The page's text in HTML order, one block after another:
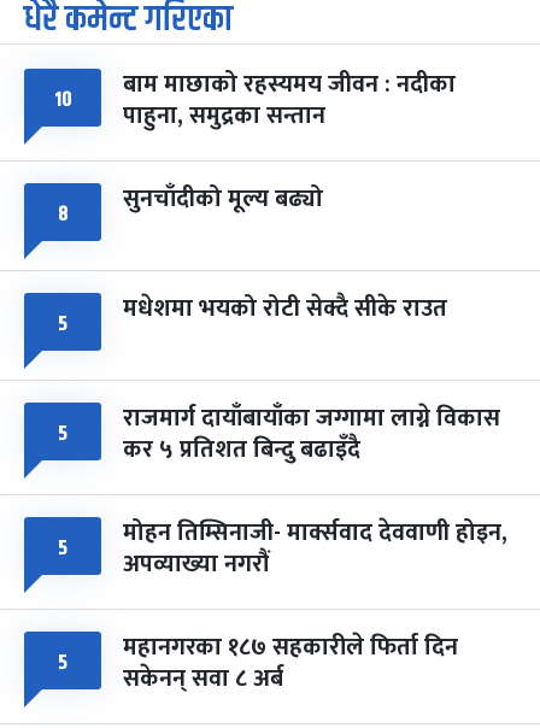
७
आइत
पूर्णिमा व्रत
चैत्र ७, २०८३-Mar 21, 2027
८ फागुपूर्णिमा
चैत्र ८, २०८३-Mar 22, 2027
७ महिना बाँकी
धेरै कमेन्ट गरिएका
१० बाम माछाको रहस्यमय जीवन : नदीका
पाहुना, समुद्रका सन्तान
८ सुनचाँदीको मूल्य बढ्यो
५ मधेशमा भयको रोटी सेक्दै सीके राउत
५ राजमार्ग दायाँबायाँका जग्गामा लाग्ने विकास
कर ५ प्रतिशत बिन्दु बढाइँदै
५ मोहन तिम्सिनाजी- मार्क्सवाद देववाणी होइन,
अपव्याख्या नगरौं
५ महानगरका १८७ सहकारीले फिर्ता दिन
सकेनन् सवा ८ अर्ब